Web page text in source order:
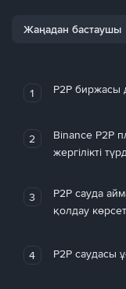
Жаңадан бастаушы
1 P2P биржасы
2
Binance P2P
жергілікті
3
P2P сауда
қолдау
4 P2P саудасы